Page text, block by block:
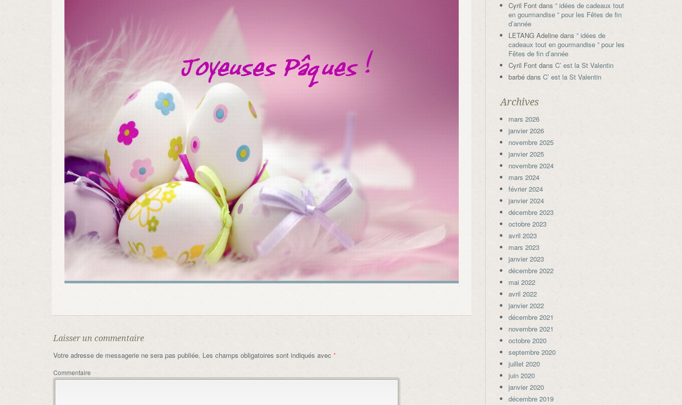
Laisser un commentaire
Votre adresse de messagerie ne sera pas publiée. Les champs obligatoires sont indiqués avec *
Commentaire
Cyril Fontdans ” idées de cadeaux tout
en gourmandise ” pour les Fêtes de fin
d’année
LETANG Adelinedans ” idées de
cadeaux tout en gourmandise ” pour les
Fêtes de fin d’année
Cyril Fontdans C’ est la St Valentin
barbédans C’ est la St Valentin
Archives
mars 2026
janvier 2026
novembre 2025
janvier 2025
novembre 2024
mars 2024
février 2024
janvier 2024
décembre 2023
octobre 2023
avril 2023
mars 2023
janvier 2023
décembre 2022
mai 2022
avril 2022
janvier 2022
décembre 2021
novembre 2021
octobre 2020
septembre 2020
juillet 2020
juin 2020
janvier 2020
décembre 2019